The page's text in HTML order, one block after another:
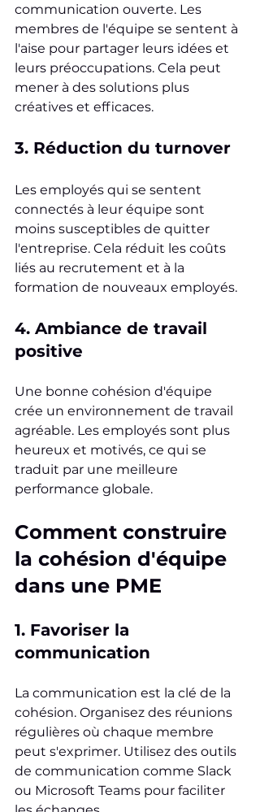
communication ouverte. Les
membres de l'équipe se sentent à
l'aise pour partager leurs idées et
leurs préoccupations. Cela peut
mener à des solutions plus
créatives et efficaces.
3. Réduction du turnover
Les employés qui se sentent
connectés à leur équipe sont
moins susceptibles de quitter
l'entreprise. Cela réduit les coûts
liés au recrutement et à la
formation de nouveaux employés.
4. Ambiance de travail
positive
Une bonne cohésion d'équipe
crée un environnement de travail
agréable. Les employés sont plus
heureux et motivés, ce qui se
traduit par une meilleure
performance globale.
Comment construire
la cohésion d'équipe
dans une PME
1. Favoriser la
communication
La communication est la clé de la
cohésion. Organisez des réunions
régulières où chaque membre
peut s'exprimer. Utilisez des outils
de communication comme Slack
ou Microsoft Teams pour faciliter